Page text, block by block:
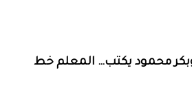
محمود يكتب… المعلم خط